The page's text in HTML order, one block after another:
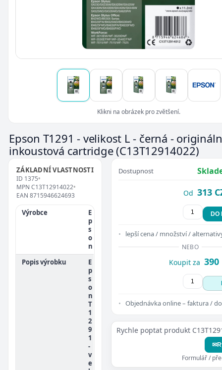
Klikni na obrázek pro zvětšení.
Epson T1291 - velikost L - černá -
inkoustová cartridge(C13T12914022)
ZÁKLADNÍ VLASTNOSTI
ID 1375•
MPN C13T12914022•
EAN 8715946624693
Výrobce
E
p
s
o
n
Popis výrobku
E
p
s
o
n
T
1
2
9
1
-
v
e
Dostupnost
Od 313
DO
lepší cena / množství /
NEBO
Koupit za 390
Objednávka online – faktura /
Rychle poptat produkt
✉
Formulář /